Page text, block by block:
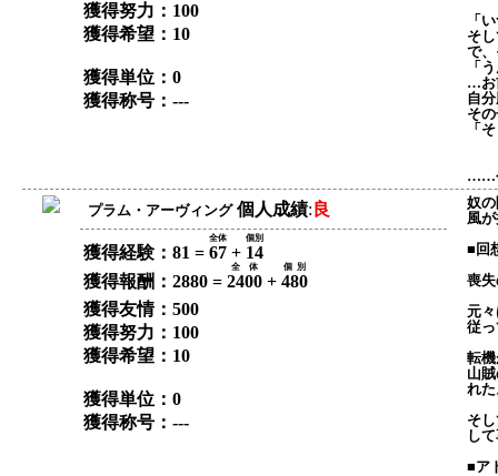
獲得努力：100
獲得希望：10
獲得単位：0
獲得称号：---
「
そ
で
「
…お
自
そ
「
……
プラム・アーヴィング個人成績: 良
獲得経験：81 = 67
全体
+ 14
個別
獲得報酬：2880 = 2400
全体
+ 480
個別
獲得友情：500
獲得努力：100
獲得希望：10
獲得単位：0
獲得称号：---
奴
風
■回
喪
元
従
転
山
れ
そ
し
■ア